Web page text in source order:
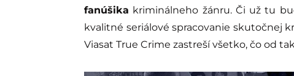
fanúšika kriminálneho žánru. Či už tu
kvalitné seriálové spracovanie skutočnej
Viasat True Crime zastreší všetko, čo od